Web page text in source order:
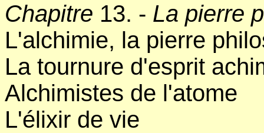
Chapitre 13. - La pierre
L'alchimie, la pierre
La tournure d'esprit
Alchimistes de l'atome
L'élixir de vie